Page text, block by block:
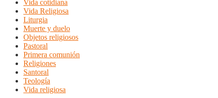
Vida cotidiana
Vida Religiosa
Liturgia
Muerte y duelo
Objetos religiosos
Pastoral
Primera comunión
Religiones
Santoral
Teología
Vida religiosa